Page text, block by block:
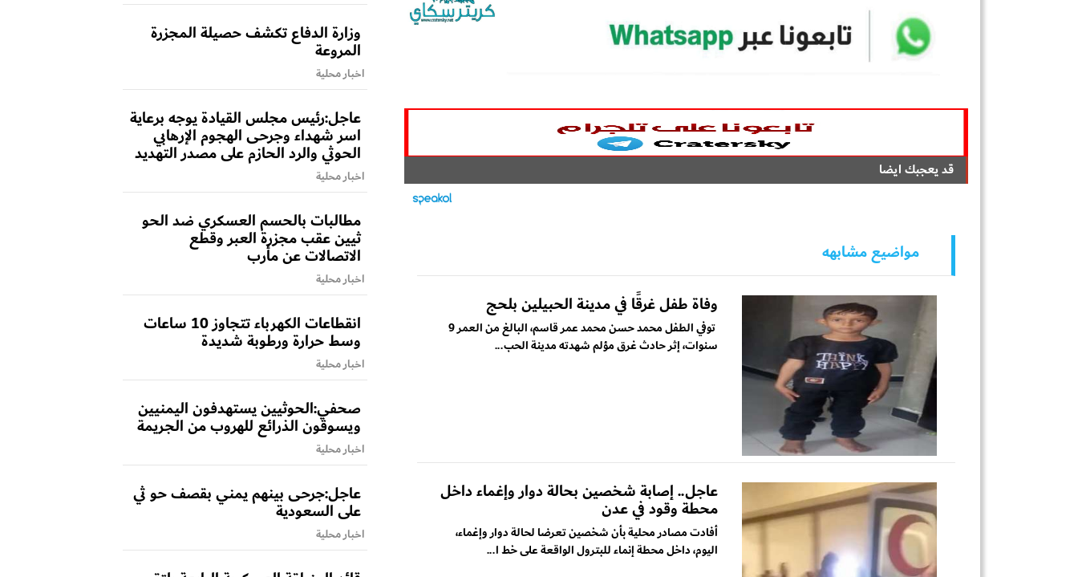
قد يعجبك ايضا
مواضيع مشابهه
وفاة طفل غرقًا في مدينة الحبيلين بلحج
توفي الطفل محمد حسن محمد عمر قاسم، البالغ من العمر 9
سنوات، إثر حادث غرق مؤلم شهدته مدينة الحب...
عاجل.. إصابة شخصين بحالة دوار وإغماء داخل
محطة وقود في عدن
أفادت مصادر محلية بأن شخصين تعرضا لحالة دوار وإغماء،
اليوم، داخل محطة إنماء للبترول الواقعة على خط ا...
وزارة الدفاع تكشف حصيلة المجزرة
المروعة
اخبار محلية
عاجل:رئيس مجلس القيادة يوجه برعاية
اسر شهداء وجرحى الهجوم الإرهابي
الحوثي والرد الحازم على مصدر التهديد
اخبار محلية
مطالبات بالحسم العسكري ضد الحو
ثيين عقب مجزرة العبر وقطع
الاتصالات عن مأرب
اخبار محلية
انقطاعات الكهرباء تتجاوز 10 ساعات
وسط حرارة ورطوبة شديدة
اخبار محلية
صحفي:الحوثيين يستهدفون اليمنيين
ويسوقون الذرائع للهروب من الجريمة
اخبار محلية
عاجل:جرحى بينهم يمني بقصف حو ثي
على السعودية
اخبار محلية